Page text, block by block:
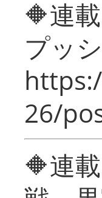
🔶連
プッ
26/
🔶連